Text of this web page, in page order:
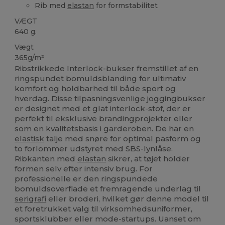
Rib med elastan for formstabilitet
VÆGT
640 g.
Vægt
365g/m²
Ribstrikkede Interlock-bukser fremstillet af en
ringspundet bomuldsblanding for ultimativ
komfort og holdbarhed til både sport og
hverdag. Disse tilpasningsvenlige joggingbukser
er designet med et glat interlock-stof, der er
perfekt til eksklusive brandingprojekter eller
som en kvalitetsbasis i garderoben. De har en
elastisk talje med snøre for optimal pasform og
to forlommer udstyret med SBS-lynlåse.
Ribkanten med elastan sikrer, at tøjet holder
formen selv efter intensiv brug. For
professionelle er den ringspundede
bomuldsoverflade et fremragende underlag til
serigrafi eller broderi, hvilket gør denne model til
et foretrukket valg til virksomhedsuniformer,
sportsklubber eller mode-startups. Uanset om